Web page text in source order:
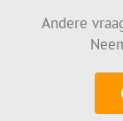
Andere